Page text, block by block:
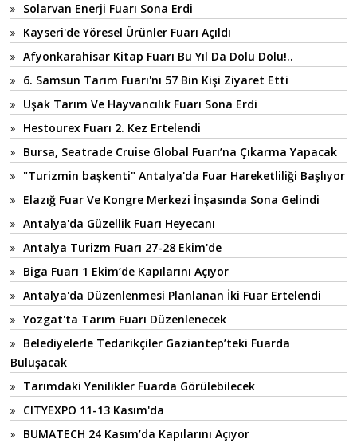
Solarvan Enerji Fuarı Sona Erdi
Kayseri'de Yöresel Ürünler Fuarı Açıldı
Afyonkarahisar Kitap Fuarı Bu Yıl Da Dolu Dolu!..
6. Samsun Tarım Fuarı'nı 57 Bin Kişi Ziyaret Etti
Uşak Tarım Ve Hayvancılık Fuarı Sona Erdi
Hestourex Fuarı 2. Kez Ertelendi
Bursa, Seatrade Cruise Global Fuarı’na Çıkarma Yapacak
"Turizmin başkenti" Antalya'da Fuar Hareketliliği Başlıyor
Elazığ Fuar Ve Kongre Merkezi İnşasında Sona Gelindi
Antalya'da Güzellik Fuarı Heyecanı
Antalya Turizm Fuarı 27-28 Ekim'de
Biga Fuarı 1 Ekim’de Kapılarını Açıyor
Antalya'da Düzenlenmesi Planlanan İki Fuar Ertelendi
Yozgat'ta Tarım Fuarı Düzenlenecek
Belediyelerle Tedarikçiler Gaziantep’teki Fuarda
Buluşacak
Tarımdaki Yenilikler Fuarda Görülebilecek
CITYEXPO 11-13 Kasım'da
BUMATECH 24 Kasım’da Kapılarını Açıyor